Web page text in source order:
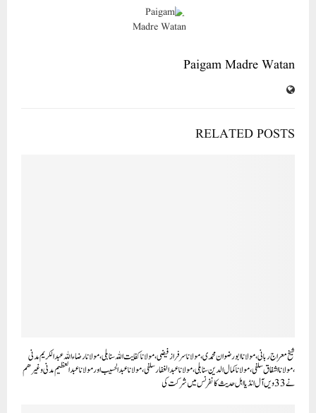
Paigam Madre Watan
RELATED POSTS
شیخ معراج ربانی ، مولانا ابو رضوان محمدی ،مولانا سرفراز فیضی ،مولانا کفایت اللہ سنابلی ،مولانا رضاء اللہ عبدالکریم مدنی
،مولانا اشفاق سلفی، مولانا کمال الدین سنابلی، مولانا عبدالغفار سلفی، مولانا عبدالحسیب اور مولانا عبد العظيم مدنی وغیرھم
نے 33ویں آل انڈیا اہل حدیث کانفرنس میں شرکت کی